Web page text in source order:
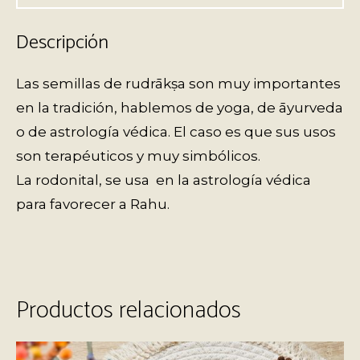
Descripción
Las semillas de rudrākṣa son muy importantes
en la tradición, hablemos de yoga, de āyurveda
o de astrología védica. El caso es que sus usos
son terapéuticos y muy simbólicos.
La rodonital, se usa en la astrología védica
para favorecer a Rahu.
Productos relacionados